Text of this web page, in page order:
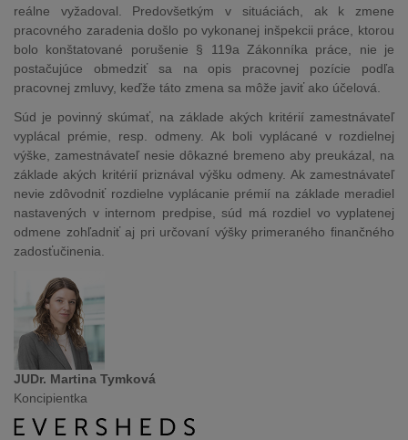
reálne vyžadoval. Predovšetkým v situáciách, ak k zmene
pracovného zaradenia došlo po vykonanej inšpekcii práce, ktorou
bolo konštatované porušenie § 119a Zákonníka práce, nie je
postačujúce obmedziť sa na opis pracovnej pozície podľa
pracovnej zmluvy, keďže táto zmena sa môže javiť ako účelová.
Súd je povinný skúmať, na základe akých kritérií zamestnávateľ
vyplácal prémie, resp. odmeny. Ak boli vyplácané v rozdielnej
výške, zamestnávateľ nesie dôkazné bremeno aby preukázal, na
základe akých kritérií priznával výšku odmeny. Ak zamestnávateľ
nevie zdôvodniť rozdielne vyplácanie prémií na základe meradiel
nastavených v internom predpise, súd má rozdiel vo vyplatenej
odmene zohľadniť aj pri určovaní výšky primeraného finančného
zadosťučinenia.
JUDr. Martina Tymková
Koncipientka